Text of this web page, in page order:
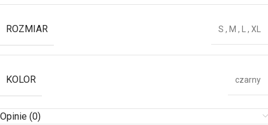
ROZMIAR S , M , L, XL
KOLOR czarny
Opinie (0)